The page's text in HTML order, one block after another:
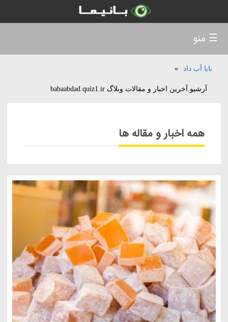
بابا آب داد »
آرشیو آخرین اخبار و مقالات وبلاگ babaabdad.quiz1.ir
همه اخبار و مقاله ها
☰ منو